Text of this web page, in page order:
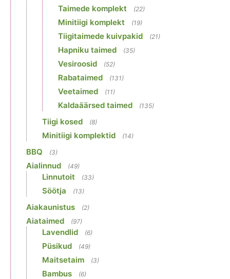
Taimede komplekt (22)
Minitiigi komplekt (19)
Tiigitaimede kuivpakid (21)
Hapniku taimed (35)
Vesiroosid (52)
Rabataimed (131)
Veetaimed (11)
Kaldaäärsed taimed (135)
Tiigi kosed (8)
Minitiigi komplektid (14)
BBQ (3)
Aialinnud (49)
Linnutoit (33)
Söötja (13)
Aiakaunistus (2)
Aiataimed (97)
Lavendlid (6)
Püsikud (49)
Maitsetaim (3)
Bambus (6)